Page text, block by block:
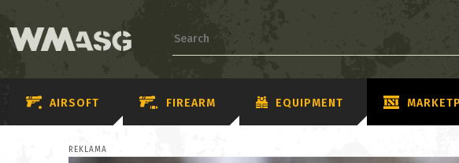
AIRSOFT FIREARM EQUIPMENT
REKLAMA